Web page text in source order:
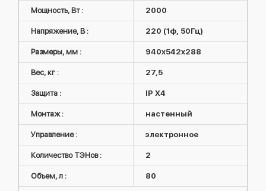
Мощность, Вт : 2000
Напряжение, В : 220 (1ф, 50Гц)
Размеры, мм : 940x542x288
Вес, кг : 27,5
Защита : IP X4
Монтаж : настенный
Управление : электронное
Количество ТЭНов : 2
Объем, л : 80